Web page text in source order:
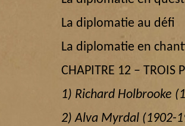
La diplomatie au défi
La diplomatie en
CHAPITRE 12 – TROIS
1) Richard Holbrooke
2) Alva Myrdal (1902-